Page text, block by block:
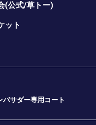
(公式/草トー)
ット
バサダー専用コート